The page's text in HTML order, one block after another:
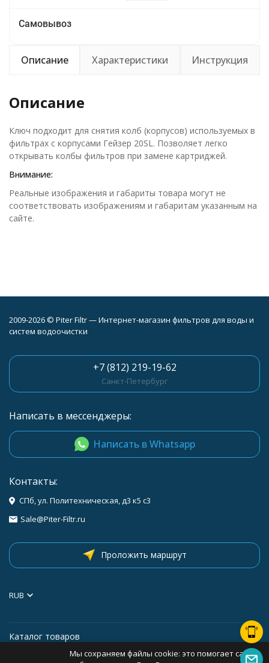
Самовывоз
Описание Характеристики Инструкция
Описание
Ключ подходит для снятия колб (корпусов) используемых в
фильтрах с корпусами Гейзер 20SL. Позволяет легко
открывать колбы фильтров при замене картриджей.
Внимание:
Реальные изображения и габариты товара могут не
соответствовать изображениям и габаритам указанным на
сайте.
2009-2026 © Piter Filtr — Интернет-магазин фильтров для воды и
систем водоочистки
+7 (812) 219-19-62
Санкт-Петербург
Написать в мессенджеры:
Написать в Whatsapp
Контакты:
СПб, ул. Политехническая, д3 к5 с3
Sale@Piter-Filtr.ru
Проложить маршрут
RUB
Каталог товаров
Мы сохраняем файлы cookie: это помогает сайту